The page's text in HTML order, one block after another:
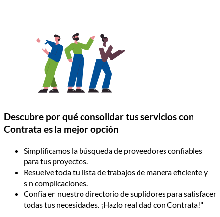
Descubre por qué consolidar tus servicios con
Contrata es la mejor opción
Simplificamos la búsqueda de proveedores confiables
para tus proyectos.
Resuelve toda tu lista de trabajos de manera eficiente y
sin complicaciones.
Confía en nuestro directorio de suplidores para satisfacer
todas tus necesidades. ¡Hazlo realidad con Contrata!"